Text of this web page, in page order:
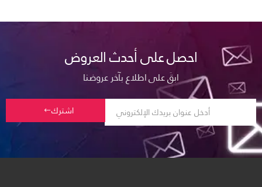
احصل على أحدث العروض
ابقَ على اطلاع بآخر عروضنا
اشترك